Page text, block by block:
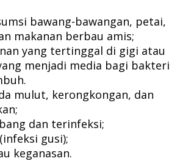
bawang-bawangan, petai,
makanan berbau amis;
yang tertinggal di gigi atau
menjadi media bagi bakteri
mulut, kerongkongan, dan
dan terinfeksi;
gusi);
keganasan.